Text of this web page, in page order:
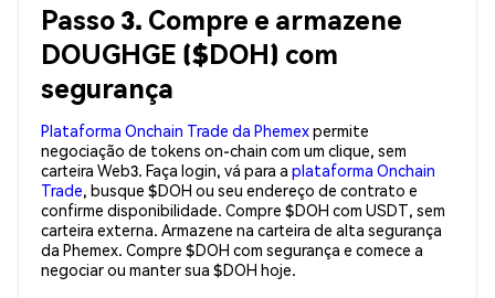
Passo 3. Compre e armazene
DOUGHGE ($DOH) com
segurança
Plataforma Onchain Trade da Phemexpermite
negociação de tokens on-chain com um clique, sem
carteira Web3. Faça login, vá para a plataforma Onchain
Trade, busque $DOH ou seu endereço de contrato e
confirme disponibilidade. Compre $DOH com USDT, sem
carteira externa. Armazene na carteira de alta segurança
da Phemex. Compre $DOH com segurança e comece a
negociar ou manter sua $DOH hoje.